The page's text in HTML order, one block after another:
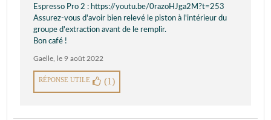
Espresso Pro 2 : https://youtu.be/0razoHJga2M?t=253
Assurez-vous d'avoir bien relevé le piston à l'intérieur du
groupe d'extraction avant de le remplir.
Bon café !
Gaelle le 9 août 2022
RÉPONSE UTILE (1)